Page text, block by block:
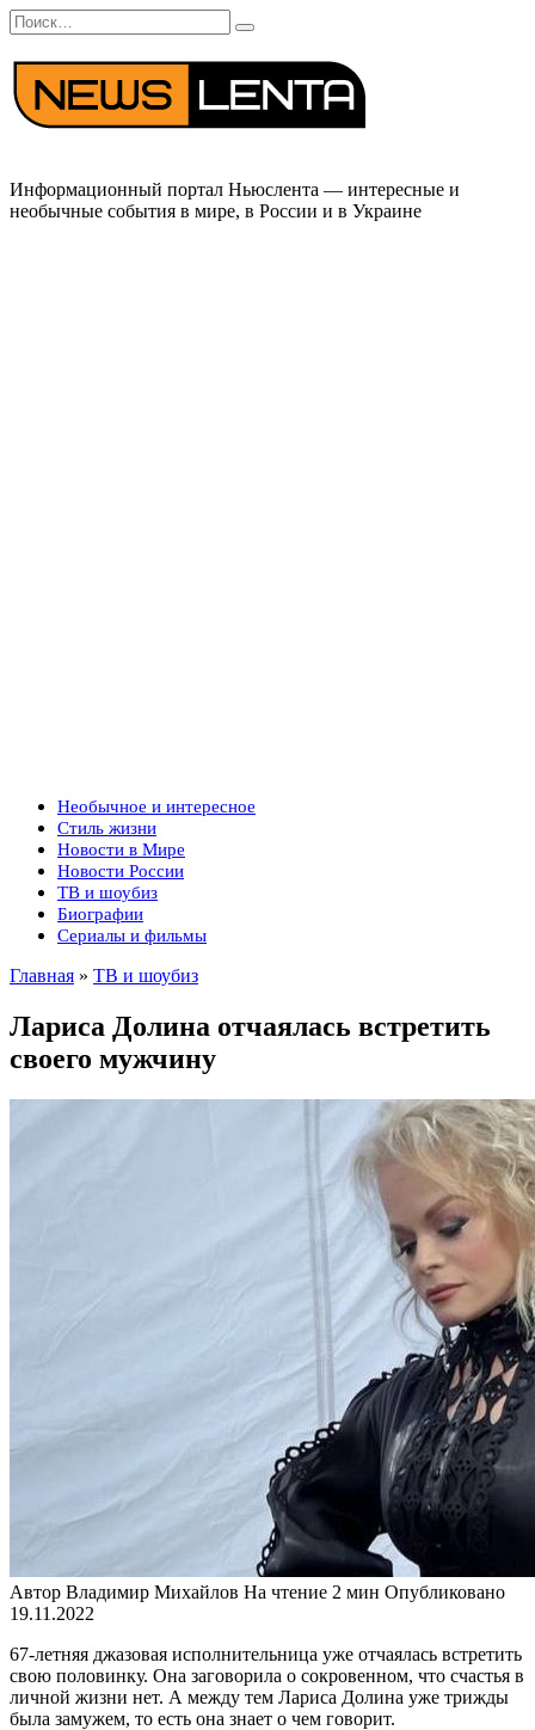
Перейти
к
содержанию
Search
for:
Информационный портал Ньюслента — интересные и
необычные события в мире, в России и в Украине
Необычное и интересное
Стиль жизни
Новости в Мире
Новости России
ТВ и шоубиз
Биографии
Сериалы и фильмы
Главная » ТВ и шоубиз
Лариса Долина отчаялась встретить
своего мужчину
Автор Владимир Михайлов На чтение 2 мин Опубликовано
19.11.2022
67-летняя джазовая исполнительница уже отчаялась встретить
свою половинку. Она заговорила о сокровенном, что счастья в
личной жизни нет. А между тем Лариса Долина уже трижды
была замужем, то есть она знает о чем говорит.